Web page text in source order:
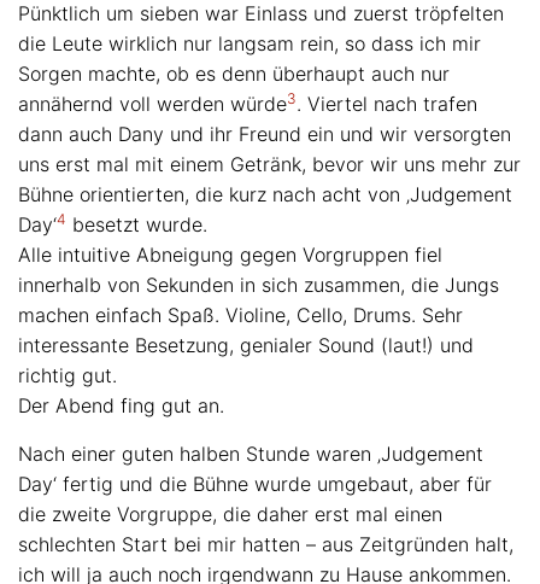
Pünktlich um sieben war Einlass und zuerst tröpfelten
die Leute wirklich nur langsam rein, so dass ich mir
Sorgen machte, ob es denn überhaupt auch nur
annähernd voll werden würde3. Viertel nach trafen
dann auch Dany und ihr Freund ein und wir versorgten
uns erst mal mit einem Getränk, bevor wir uns mehr zur
Bühne orientierten, die kurz nach acht von ‚Judgement
Day‘4 besetzt wurde.
Alle intuitive Abneigung gegen Vorgruppen fiel
innerhalb von Sekunden in sich zusammen, die Jungs
machen einfach Spaß. Violine, Cello, Drums. Sehr
interessante Besetzung, genialer Sound (laut!) und
richtig gut.
Der Abend fing gut an.
Nach einer guten halben Stunde waren ‚Judgement
Day‘ fertig und die Bühne wurde umgebaut, aber für
die zweite Vorgruppe, die daher erst mal einen
schlechten Start bei mir hatten – aus Zeitgründen halt,
ich will ja auch noch irgendwann zu Hause ankommen.